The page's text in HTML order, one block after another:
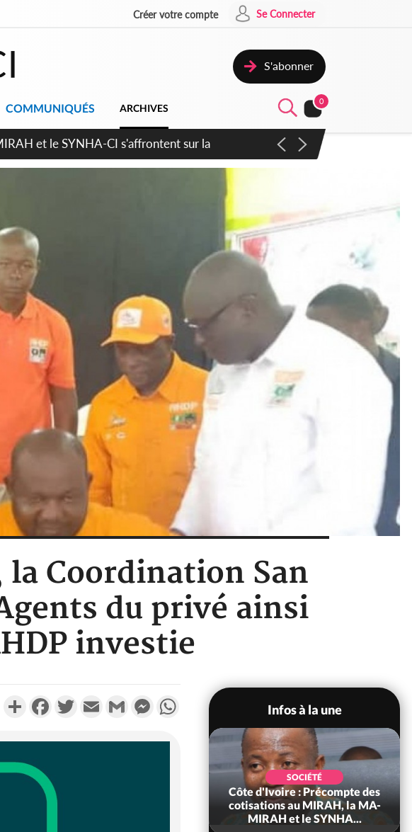
Créer votre compte Se Connecter
S'abonner
COMMUNIQUÉS ARCHIVES
0
démocratique plus apaisé
Coordination San
du privé ainsi
investie
PartagerFacebookTwitterEmail Gmail MessengerWhatsApp
Infos à la une
l'Indépendance, les Forces de
SOCIÉTÉ
Côte d'Ivoire : Précompte des
cotisations au MIRAH, la MA-
MIRAH et le SYNHA...